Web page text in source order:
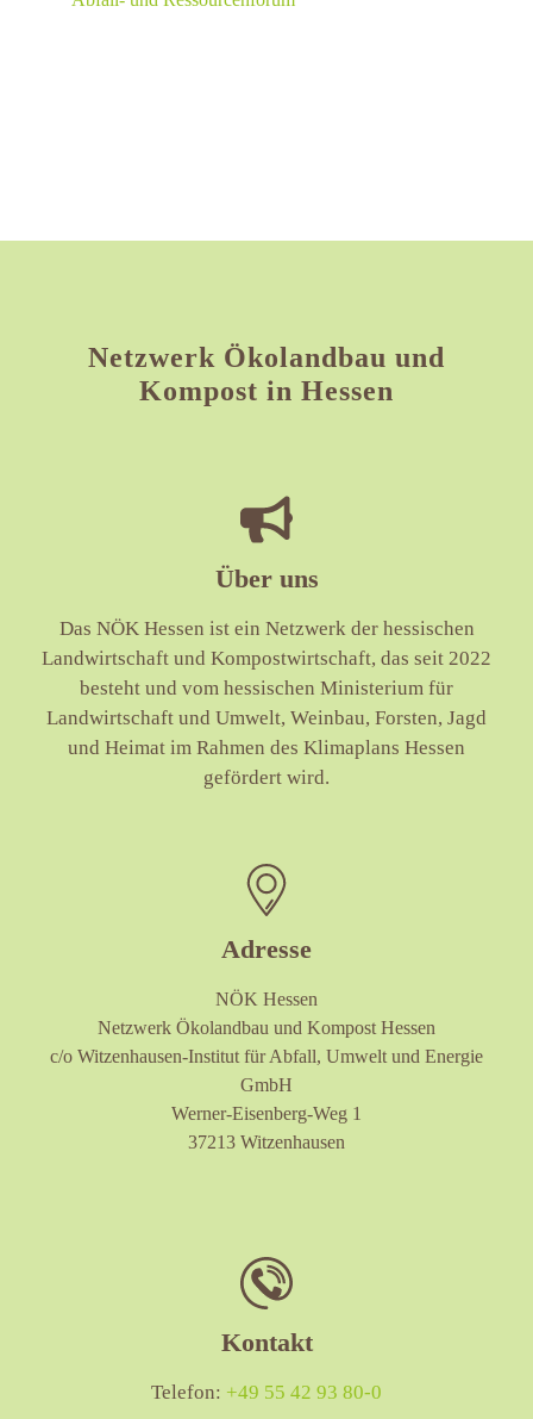
Netzwerk Ökolandbau und
Kompost in Hessen
Über uns
Das NÖK Hessen ist ein Netzwerk der hessischen
Landwirtschaft und Kompostwirtschaft, das seit 2022
besteht und vom hessischen Ministerium für
Landwirtschaft und Umwelt, Weinbau, Forsten, Jagd
und Heimat im Rahmen des Klimaplans Hessen
gefördert wird.
Adresse
NÖK Hessen
Netzwerk Ökolandbau und Kompost Hessen
c/o Witzenhausen-Institut für Abfall, Umwelt und Energie
GmbH
Werner-Eisenberg-Weg 1
37213 Witzenhausen
Kontakt
Telefon: +49 55 42 93 80-0